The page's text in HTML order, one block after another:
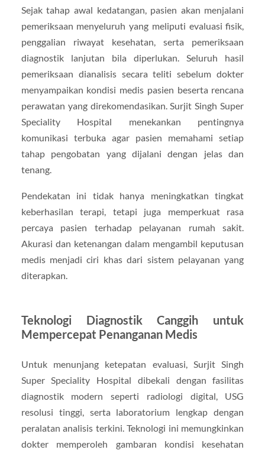
Sejak tahap awal kedatangan, pasien akan menjalani
pemeriksaan menyeluruh yang meliputi evaluasi fisik,
penggalian riwayat kesehatan, serta pemeriksaan
diagnostik lanjutan bila diperlukan. Seluruh hasil
pemeriksaan dianalisis secara teliti sebelum dokter
menyampaikan kondisi medis pasien beserta rencana
perawatan yang direkomendasikan. Surjit Singh Super
Speciality Hospital menekankan pentingnya
komunikasi terbuka agar pasien memahami setiap
tahap pengobatan yang dijalani dengan jelas dan
tenang.
Pendekatan ini tidak hanya meningkatkan tingkat
keberhasilan terapi, tetapi juga memperkuat rasa
percaya pasien terhadap pelayanan rumah sakit.
Akurasi dan ketenangan dalam mengambil keputusan
medis menjadi ciri khas dari sistem pelayanan yang
diterapkan.
Teknologi Diagnostik Canggih untuk
Mempercepat Penanganan Medis
Untuk menunjang ketepatan evaluasi, Surjit Singh
Super Speciality Hospital dibekali dengan fasilitas
diagnostik modern seperti radiologi digital, USG
resolusi tinggi, serta laboratorium lengkap dengan
peralatan analisis terkini. Teknologi ini memungkinkan
dokter memperoleh gambaran kondisi kesehatan